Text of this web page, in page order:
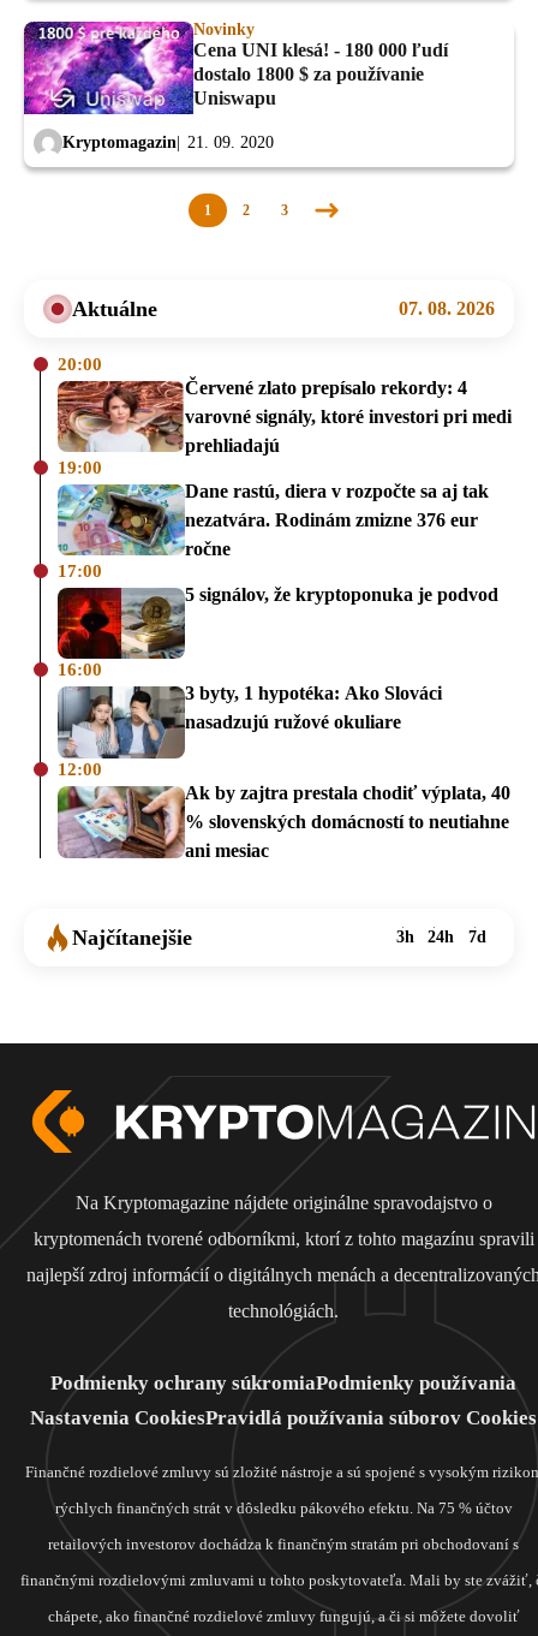
Novinky
Cena UNI klesá! - 180 000 ľudí
dostalo 1800 $ za používanie
Uniswapu
Kryptomagazin 21. 09. 2020
1 2 3
Nasledujúca
Aktuálne 07. 08. 2026
20:00
Červené zlato prepísalo rekordy: 4
varovné signály, ktoré investori pri medi
prehliadajú
19:00
Dane rastú, diera v rozpočte sa aj tak
nezatvára. Rodinám zmizne 376 eur
ročne
17:00
5 signálov, že kryptoponuka je podvod
16:00
3 byty, 1 hypotéka: Ako Slováci
nasadzujú ružové okuliare
12:00
Ak by zajtra prestala chodiť výplata, 40
% slovenských domácností to neutiahne
ani mesiac
Najčítanejšie 3h 24h 7d
Na Kryptomagazine nájdete originálne spravodajstvo o
kryptomenách tvorené odborníkmi, ktorí z tohto magazínu spravili
najlepší zdroj informácií o digitálnych menách a
technológiách.
Podmienky ochrany súkromiaPodmienky používania
Nastavenia CookiesPravidlá používania súborov Cookies
Finančné rozdielové zmluvy sú zložité nástroje a sú spojené s vysokým
rýchlych finančných strát v dôsledku pákového efektu. Na 75 % účtov
retailových investorov dochádza k finančným stratám pri obchodovaní s
finančnými rozdielovými zmluvami u tohto poskytovateľa. Mali by ste zvážiť,
chápete, ako finančné rozdielové zmluvy fungujú, a či si môžete dovoliť